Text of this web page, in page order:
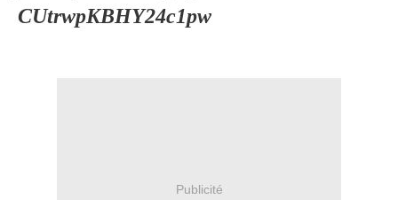
Publicité